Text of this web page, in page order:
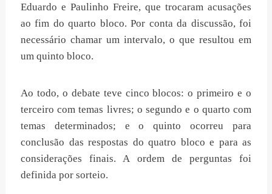
Eduardo e Paulinho Freire, que trocaram acusações
ao fim do quarto bloco. Por conta da discussão, foi
necessário chamar um intervalo, o que resultou em
um quinto bloco.
Ao todo, o debate teve cinco blocos: o primeiro e o
terceiro com temas livres; o segundo e o quarto com
temas determinados; e o quinto ocorreu para
conclusão das respostas do quatro bloco e para as
considerações finais. A ordem de perguntas foi
definida por sorteio.